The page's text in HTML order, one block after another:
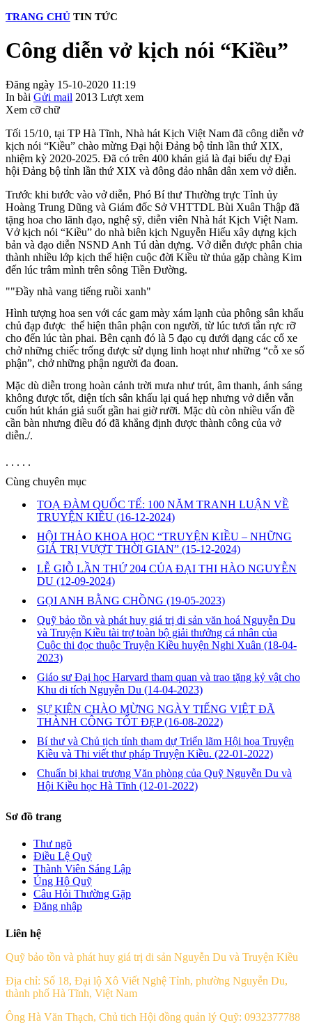
TRANG CHỦ TIN TỨC
Công diễn vở kịch nói “Kiều”
Đăng ngày 15-10-2020 11:19
In bài Gửi mail 2013 Lượt xem
Xem cỡ chữ
Tối 15/10, tại TP Hà Tĩnh, Nhà hát Kịch Việt Nam đã công diễn vở
kịch nói “Kiều” chào mừng Đại hội Đảng bộ tỉnh lần thứ XIX,
nhiệm kỳ 2020-2025. Đã có trên 400 khán giả là đại biểu dự Đại
hội Đảng bộ tỉnh lần thứ XIX và đông đảo nhân dân xem vở diễn.
Trước khi bước vào vở diễn, Phó Bí thư Thường trực Tỉnh ủy
Hoàng Trung Dũng và Giám đốc Sở VHTTDL Bùi Xuân Thập đã
tặng hoa cho lãnh đạo, nghệ sỹ, diễn viên Nhà hát Kịch Việt Nam.
Vở kịch nói “Kiều” do nhà biên kịch Nguyễn Hiếu xây dựng kịch
bản và đạo diễn NSND Anh Tú dàn dựng. Vở diễn được phân chia
thành nhiều lớp kịch thể hiện cuộc đời Kiều từ thủa gặp chàng Kim
đến lúc trâm mình trên sông Tiền Đường.
""Đầy nhà vang tiếng ruồi xanh"
Hình tượng hoa sen với các gam mày xám lạnh của phông sân khấu
chủ đạp được thể hiện thân phận con người, từ lúc tươi tắn rực rỡ
cho đến lúc tàn phai. Bên cạnh đó là 5 đạo cụ dưới dạng các cổ xe
chở những chiếc trống được sử dụng linh hoạt như những “cỗ xe số
phận”, chở những phận người đa đoan.
Mặc dù diễn trong hoàn cảnh trời mưa như trút, âm thanh, ánh sáng
không được tốt, diện tích sân khấu lại quá hẹp nhưng vở diễn vẫn
cuốn hút khán giả suốt gần hai giờ rưỡi. Mặc dù còn nhiều vấn đề
cần bàn nhưng điều đó đã khẳng định được thành công của vở
diễn./.
. . . . .
Cùng chuyên mục
TOẠ ĐÀM QUỐC TẾ: 100 NĂM TRANH LUẬN VỀ
TRUYỆN KIỀU (16-12-2024)
HỘI THẢO KHOA HỌC “TRUYỆN KIỀU – NHỮNG
GIÁ TRỊ VƯỢT THỜI GIAN” (15-12-2024)
LỄ GIỖ LẦN THỨ 204 CỦA ĐẠI THI HÀO NGUYỄN
DU (12-09-2024)
GỌI ANH BẰNG CHỒNG (19-05-2023)
Quỹ bảo tồn và phát huy giá trị di sản văn hoá Nguyễn Du
và Truyện Kiều tài trợ toàn bộ giải thưởng cá nhân của
Cuộc thi đọc thuộc Truyện Kiều huyện Nghi Xuân (18-04-
2023)
Giáo sư Đại học Harvard tham quan và trao tặng kỷ vật cho
Khu di tích Nguyễn Du (14-04-2023)
SỰ KIỆN CHÀO MỪNG NGÀY TIẾNG VIỆT ĐÃ
THÀNH CÔNG TỐT ĐẸP(16-08-2022)
Bí thư và Chủ tịch tỉnh tham dự Triển lãm Hội họa Truyện
Kiều và Thi viết thư pháp Truyện Kiều. (22-01-2022)
Chuẩn bị khai trương Văn phòng của Quỹ Nguyễn Du và
Hội Kiều học Hà Tĩnh (12-01-2022)
Sơ đồ trang
Thư ngõ
Điều Lệ Quỹ
Thành Viên Sáng Lập
Ủng Hộ Quỹ
Câu Hỏi Thường Gặp
Đăng nhập
Liên hệ
Quỹ bảo tồn và phát huy giá trị di sản Nguyễn Du và Truyện Kiều
Địa chỉ: Số 18, Đại lộ Xô Viết Nghệ Tỉnh, phường Nguyễn Du,
thành phố Hà Tĩnh, Việt Nam
Ông Hà Văn Thạch, Chủ tich Hội đồng quản lý Quỹ: 0932377788